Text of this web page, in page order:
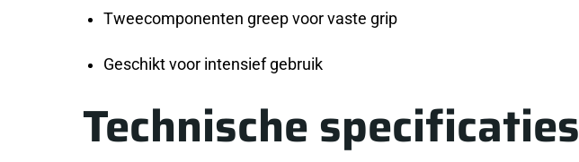
Tweecomponenten greep voor vaste grip
Geschikt voor intensief gebruik
Technische specificaties